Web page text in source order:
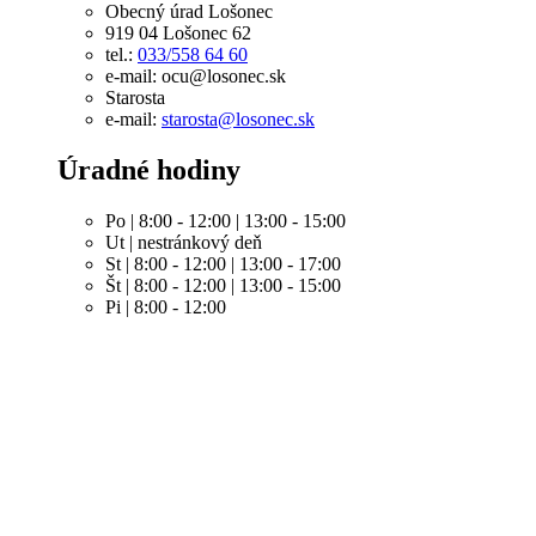
Obecný úrad Lošonec
919 04 Lošonec 62
tel.: 033/558 64 60
e-mail: ocu@losonec.sk
Starosta
e-mail: starosta@losonec.sk
Úradné hodiny
Po | 8:00 - 12:00 | 13:00 - 15:00
Ut | nestránkový deň
St | 8:00 - 12:00 | 13:00 - 17:00
Št | 8:00 - 12:00 | 13:00 - 15:00
Pi | 8:00 - 12:00